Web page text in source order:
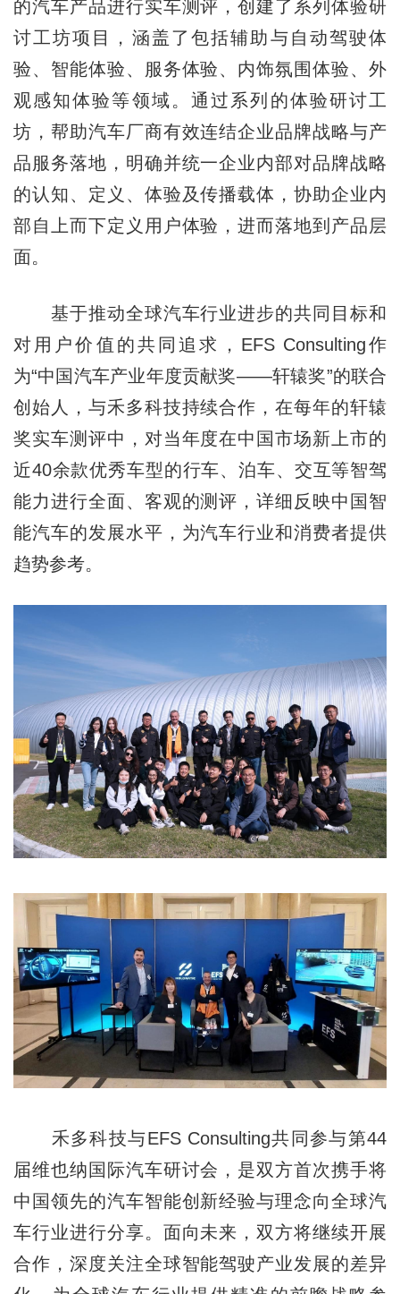
的汽车产品进行实车测评，创建了系列体验研
讨工坊项目，涵盖了包括辅助与自动驾驶体
验、智能体验、服务体验、内饰氛围体验、外
观感知体验等领域。通过系列的体验研讨工
坊，帮助汽车厂商有效连结企业品牌战略与产
品服务落地，明确并统一企业内部对品牌战略
的认知、定义、体验及传播载体，协助企业内
部自上而下定义用户体验，进而落地到产品层
面。
基于推动全球汽车行业进步的共同目标和
对用户价值的共同追求，EFS Consulting作
为“中国汽车产业年度贡献奖——轩辕奖”的联合
创始人，与禾多科技持续合作，在每年的轩辕
奖实车测评中，对当年度在中国市场新上市的
近40余款优秀车型的行车、泊车、交互等智驾
能力进行全面、客观的测评，详细反映中国智
能汽车的发展水平，为汽车行业和消费者提供
趋势参考。
禾多科技与EFS Consulting共同参与第44
届维也纳国际汽车研讨会，是双方首次携手将
中国领先的汽车智能创新经验与理念向全球汽
车行业进行分享。面向未来，双方将继续开展
合作，深度关注全球智能驾驶产业发展的差异